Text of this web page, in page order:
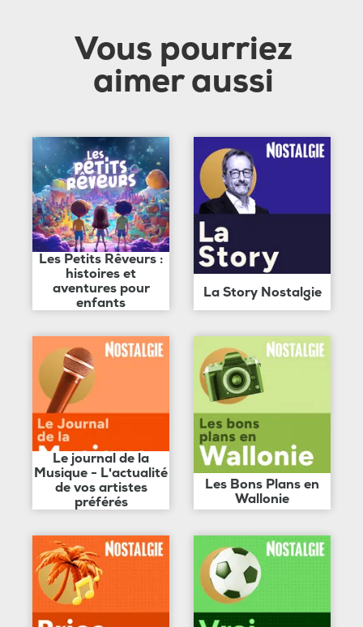
Vous pourriez
aimer aussi
Les Petits Rêveurs :
histoires et
aventures pour
enfants
La Story Nostalgie
Le journal de la
Musique - L'actualité
de vos artistes
préférés
Les Bons Plans en
Wallonie